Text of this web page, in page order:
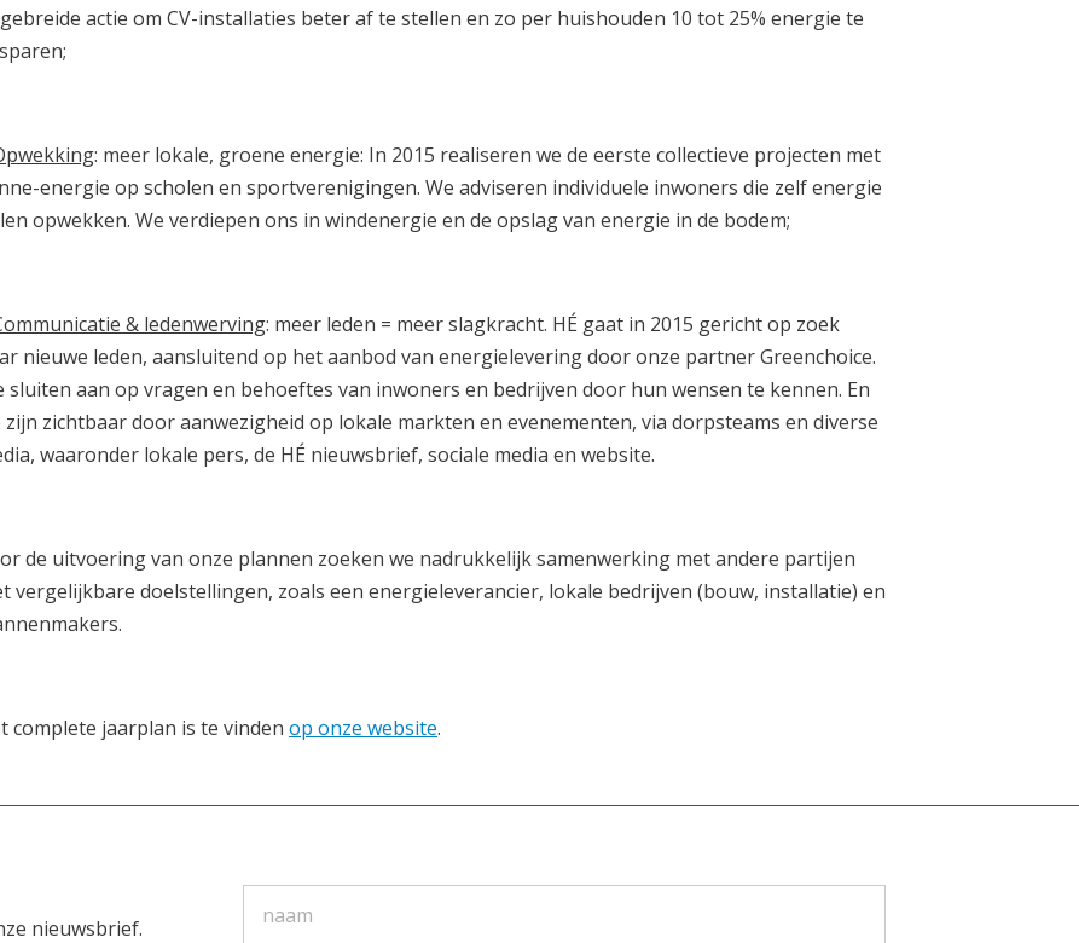
actie om CV-installaties beter af te stellen en zo per huishouden 10 tot 25% energie te
: meer lokale, groene energie: In 2015 realiseren we de eerste collectieve projecten met
energie op scholen en sportverenigingen. We adviseren individuele inwoners die zelf energie
opwekken. We verdiepen ons in windenergie en de opslag van energie in de bodem;
& ledenwerving: meer leden = meer slagkracht. HÉ gaat in 2015 gericht op zoek
nieuwe leden, aansluitend op het aanbod van energielevering door onze partner Greenchoice.
sluiten aan op vragen en behoeftes van inwoners en bedrijven door hun wensen te kennen. En
zijn zichtbaar door aanwezigheid op lokale markten en evenementen, via dorpsteams en diverse
waaronder lokale pers, de HÉ nieuwsbrief, sociale media en website.
de uitvoering van onze plannen zoeken we nadrukkelijk samenwerking met andere partijen
vergelijkbare doelstellingen, zoals een energieleverancier, lokale bedrijven (bouw, installatie) en
complete jaarplan is te vinden op onze website.
nieuwsbrief.